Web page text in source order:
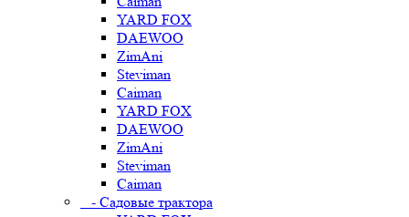
YARD FOX
DAEWOO
ZimAni
Steviman
Caiman
YARD FOX
DAEWOO
ZimAni
Steviman
Caiman
- Садовые трактора